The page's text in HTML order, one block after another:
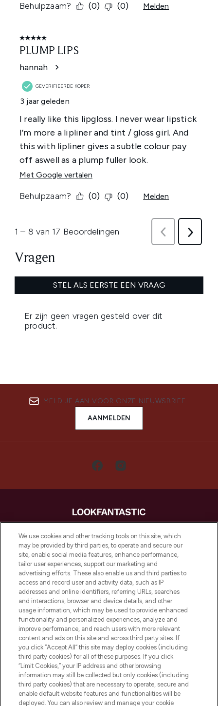
MELD JE AAN VOOR ONZE NIEUWSBRIEF
AANMELDEN
LOOKFANTASTIC is de ultieme online
beautybestemming van Europa, met de
beste huidverzorging, haarproducten en
make-up van meer dan 200 topmerken.
Shop online of via de app, met gratis
verzending vanaf €40.
Cookie-toestemming
Do Not Sell or Share My Personal
Information
HELP & INFORMATIE
BEDRIJFSINFORMATIE
We use cookies and other tracking tools on this site, which
may be provided by third parties, to operate and secure our
site, enable social media features, enhance performance,
tailor user experiences, support our marketing and
advertising efforts. These also enable us and third parties to
access and record user and activity data, such as IP
addresses and online identifiers, referring URLs, searches
and interactions, browser and device details, and other
usage information, which may be used to provide enhanced
functionality and personalized experiences, analyze and
improve performance, and reach users with more relevant
content and ads on this site and across third party sites. If
you click “Accept All” this site may deploy cookies (including
third party cookies) for all of these purposes. If you click
“Limit Cookies,” your IP address and other browsing
information may still be collected but only cookies (including
third party cookies) that are necessary to operate, secure and
enable default website features and functionalities will be
deployed. You can also review and manage your cookie